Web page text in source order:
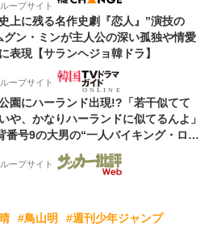
ープサイト
上に残る名作史劇『恋人』”演技の
グン・ミンが主人公の深い孤独や情愛
表現【サランヘジョ韓ドラ】
ープサイト
園にハーランド出現!?「若干似てて
や、かなりハーランドに似てるんよ」
番号9の大男の“一人バイキング・ロ
が話題!「元気をもらった」
ープサイト
#鳥山明
#週刊少年ジャンプ